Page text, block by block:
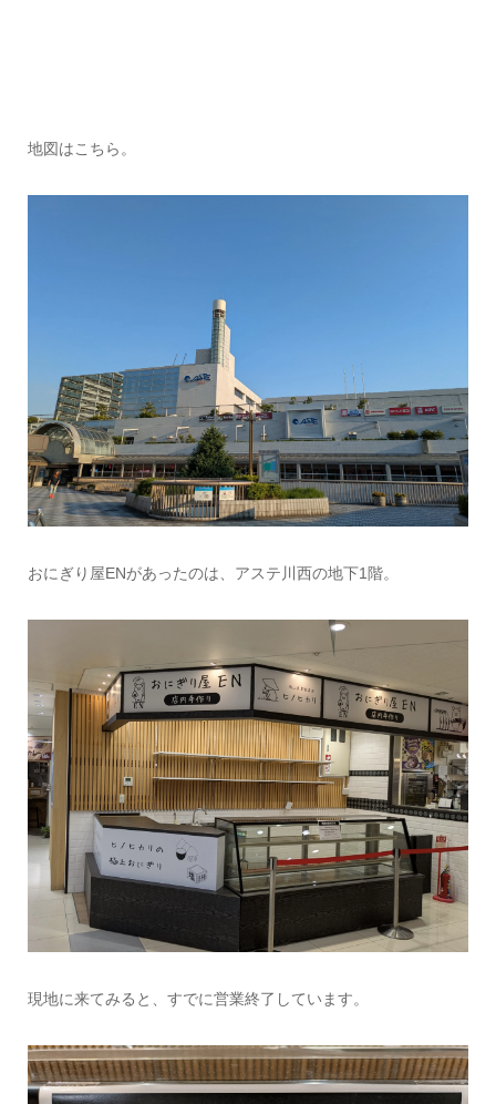
地図はこちら。
おにぎり屋ENがあったのは、アステ川西の地下1階。
現地に来てみると、すでに営業終了しています。